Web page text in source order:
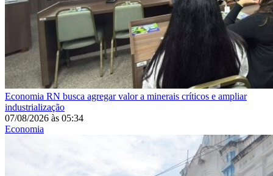
Economia RN busca agregar valor a minerais críticos e ampliar
industrialização
07/08/2026 às 05:34
Economia